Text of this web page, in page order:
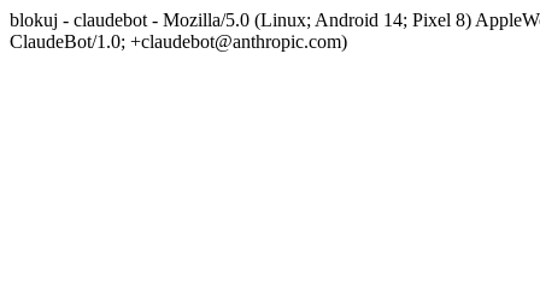
blokuj - claudebot - Mozilla/5.0 (Linux; Android 14; Pixel 8)
ClaudeBot/1.0; +claudebot@anthropic.com)